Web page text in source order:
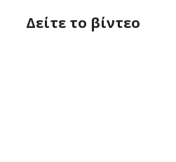
Δείτε το βίντεο